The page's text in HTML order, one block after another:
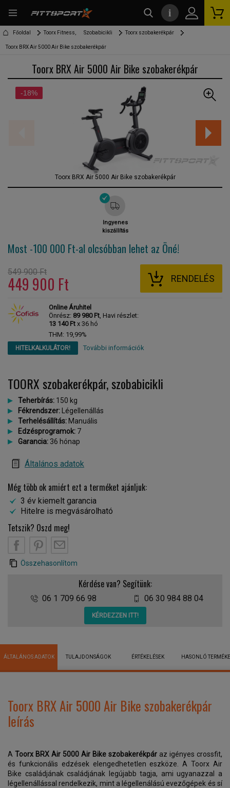
Főoldal Toorx Fitness, Szobabicikli Toorx szobakerékpár
Toorx BRX Air 5000 Air Bike szobakerékpár
Toorx BRX Air 5000 Air Bike szobakerékpár
-18%
Toorx BRX Air 5000 Air Bike szobakerékpár
Ingyenes
kiszállítás
Most -100 000 Ft-al olcsóbban lehet az Öné!
549 900 Ft
449 900 Ft RENDELÉS
Online Áruhitel
Önrész: 89 980 Ft, Havi részlet:
13 140 Ft x 36 hó
THM: 19,99%
HITELKALKULÁTOR! További információk
TOORX szobakerékpár, szobabicikli
Teherbírás: 150 kg
Fékrendszer: Légellenállás
Terhelésállítás: Manuális
Edzésprogramok: 7
Garancia: 36 hónap
Általános adatok
Még több ok amiért ezt a terméket ajánljuk:
3 év kiemelt garancia
Hitelre is megvásárolható
Tetszik? Oszd meg!
Összehasonlítom
Kérdése van? Segítünk:
06 1 709 66 98 06 30 984 88 04
KÉRDEZZEN ITT!
ÁLTALÁNOS ADATOK TULAJDONSÁGOK ÉRTÉKELÉSEK HASONLÓ
Toorx BRX Air 5000 Air Bike szobakerékpár
leírás
A Toorx BRX Air 5000 Air Bike szobakerékpár az igényes crossfit,
és funkcionális edzések elengedhetetlen eszköze. A Toorx Air
Bike családjának családjának legújabb tagja, ami ugyanazzal a
légellenállással rendelkezik, mint a légellenálású evezőgépek és sí
i
kereső